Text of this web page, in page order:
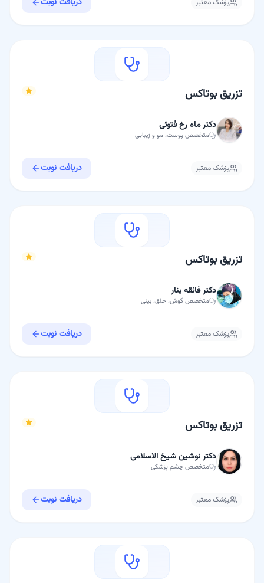
پزشک معتبر
تزریق بوتاکس
دکتر ماه رخ فتوئی
متخصصپوست، مو و زیبایی
پزشک معتبر دریافت نوبت
تزریق بوتاکس
دکتر فائقه بنار
متخصصگوش، حلق، بینی
پزشک معتبر دریافت نوبت
تزریق بوتاکس
دکتر نوشین شیخ الاسلامی
متخصصچشم پزشکی
پزشک معتبر دریافت نوبت